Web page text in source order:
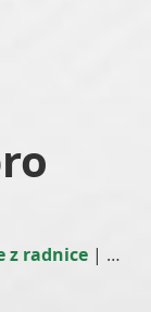
z radnice |